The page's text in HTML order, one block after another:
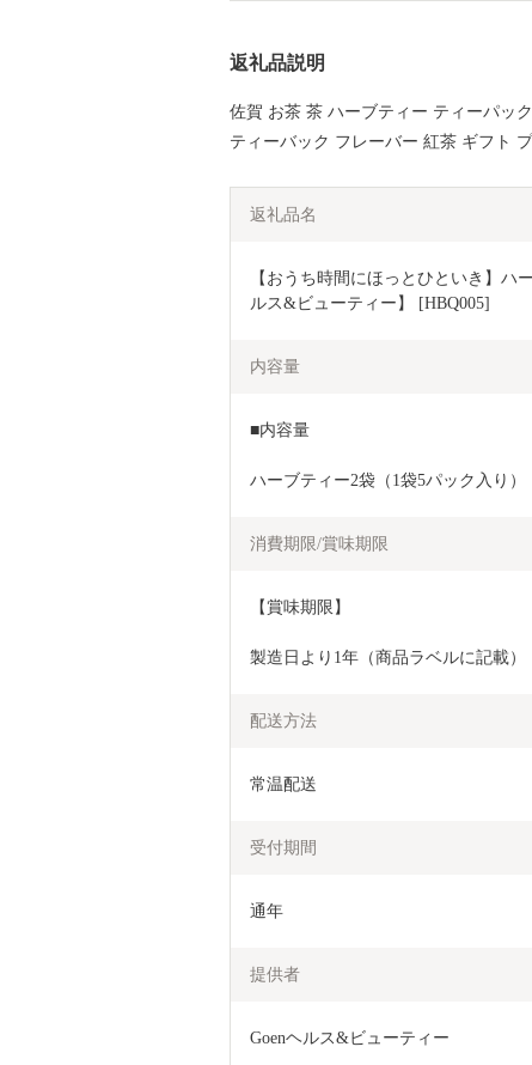
返礼品説明
佐賀 お茶 茶 ハーブティー ティーパッ
ティーバック フレーバー 紅茶 ギフト
返礼品名
【おうち時間にほっとひといき】ハ
ルス&ビューティー】 [HBQ005]
内容量
■内容量
ハーブティー2袋（1袋5パック入り）
消費期限/賞味期限
【賞味期限】
製造日より1年（商品ラベルに記載）
配送方法
常温配送
受付期間
通年
提供者
Goenヘルス&ビューティー